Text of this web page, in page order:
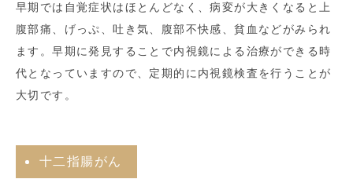
早期では自覚症状はほとんどなく、病変が大きくなると上
腹部痛、げっぷ、吐き気、腹部不快感、貧血などがみられ
ます。早期に発見することで内視鏡による治療ができる時
代となっていますので、定期的に内視鏡検査を行うことが
大切です。
十二指腸がん